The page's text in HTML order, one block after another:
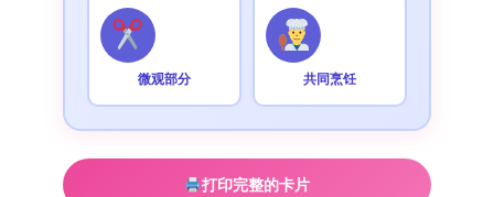
微观部分 共同烹饪
打印完整的卡片